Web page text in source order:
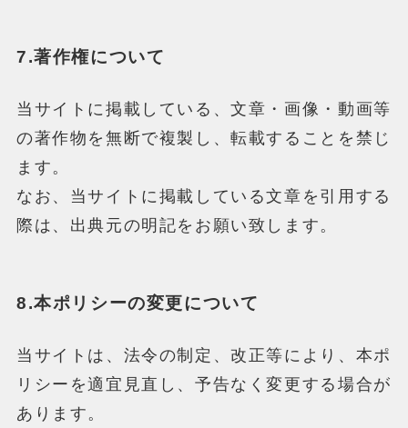
7.著作権について
当サイトに掲載している、文章・画像・動画等
の著作物を無断で複製し、転載することを禁じ
ます。
なお、当サイトに掲載している文章を引用する
際は、出典元の明記をお願い致します。
8.本ポリシーの変更について
当サイトは、法令の制定、改正等により、本ポ
リシーを適宜見直し、予告なく変更する場合が
あります。